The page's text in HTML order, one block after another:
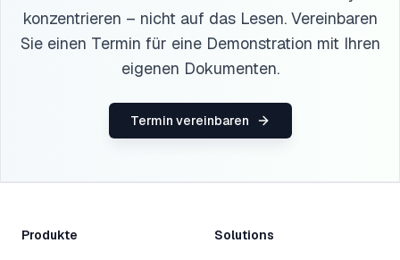
konzentrieren – nicht auf das Lesen. Vereinbaren
Sie einen Termin für eine Demonstration mit Ihren
eigenen Dokumenten.
Termin vereinbaren
Produkte Solutions